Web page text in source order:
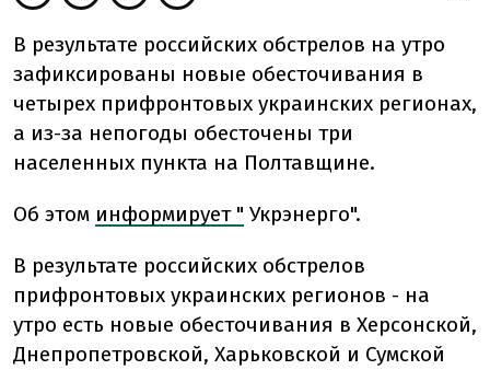
В результате российских обстрелов на утро
зафиксированы новые обесточивания в
четырех прифронтовых украинских регионах,
а из-за непогоды обесточены три
населенных пункта на Полтавщине.
Об этом информирует " Укрэнерго".
В результате российских обстрелов
прифронтовых украинских регионов - на
утро есть новые обесточивания в Херсонской,
Днепропетровской, Харьковской и Сумской